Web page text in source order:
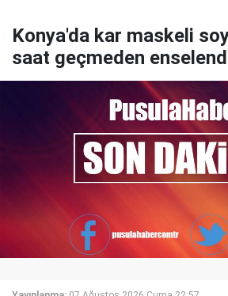
Konya'da kar maskeli
saat geçmeden